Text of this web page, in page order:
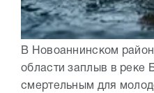
В Новоаннинском
области заплыв в реке
смертельным для